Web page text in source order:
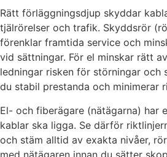
Rätt förläggningsdjup skyddar
tjälrörelser och trafik. Skyddsrör
förenklar framtida service och
vid sättningar. För el minskar rätt
ledningar risken för störningar och
du stabil prestanda och minimerar
El- och fiberägare (nätägarna) har
kablar ska ligga. Se därför
och stäm alltid av exakta nivåer,
med nätägaren innan du sätter